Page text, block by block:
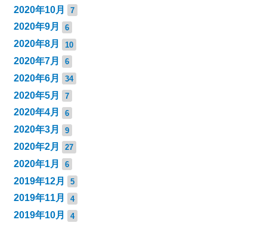
2020年10月 7
2020年9月 6
2020年8月 10
2020年7月 6
2020年6月 34
2020年5月 7
2020年4月 6
2020年3月 9
2020年2月 27
2020年1月 6
2019年12月 5
2019年11月 4
2019年10月 4